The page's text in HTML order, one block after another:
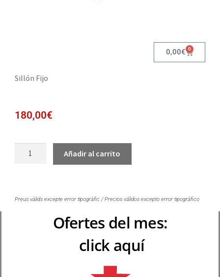
0,00€ 0
Sillón Fijo
180,00€
Añadir al carrito
Preus vàlids excepte error tipogràfic / Precios válidos excepto error tipográfico
Ofertes del mes:
click aquí